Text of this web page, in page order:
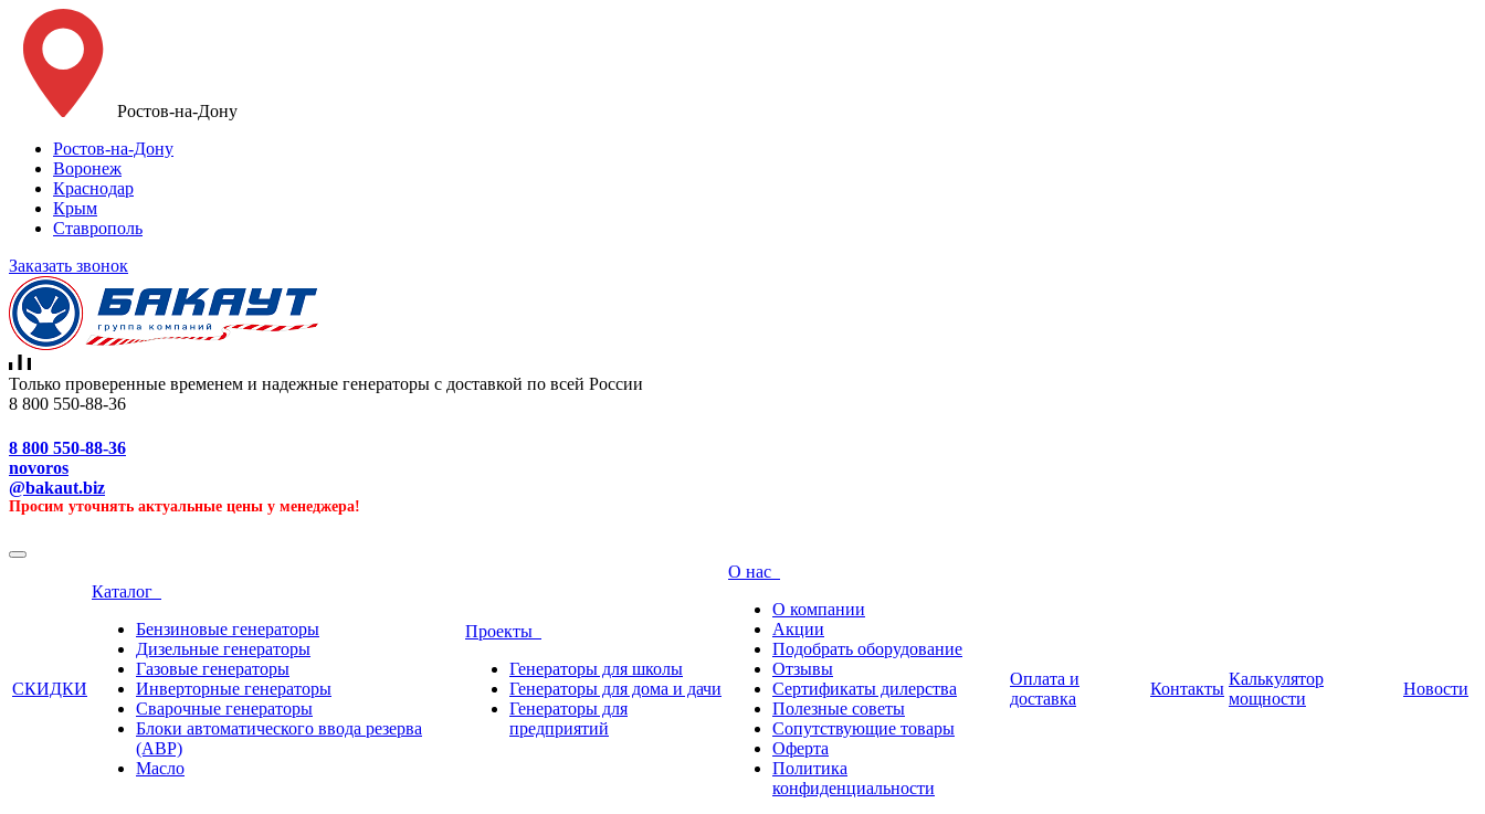
Ростов-на-Дону
Ростов-на-Дону
Воронеж
Краснодар
Крым
Ставрополь
Заказать звонок
Только проверенные временем и надежные генераторы с доставкой по всей России
8 800 550-88-36
8 800 550-88-36
novoros
@bakaut.biz
Просим уточнять актуальные цены у менеджера!
СКИДКИ
Каталог
Бензиновые генераторы
Дизельные генераторы
Газовые генераторы
Инверторные генераторы
Сварочные генераторы
Блоки автоматического ввода резерва
(АВР)
Масло
Проекты
Генераторы для школы
Генераторы для дома и дачи
Генераторы для
предприятий
О нас
О компании
Акции
Подобрать оборудование
Отзывы
Сертификаты дилерства
Полезные советы
Сопутствующие товары
Оферта
Политика
конфиденциальности
Оплата и
доставка
Контакты
Калькулятор
мощности
Новости